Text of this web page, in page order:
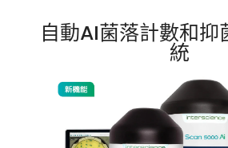
自動AI菌落計數和抑
統